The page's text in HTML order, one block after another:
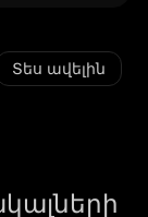
Տես ավելին